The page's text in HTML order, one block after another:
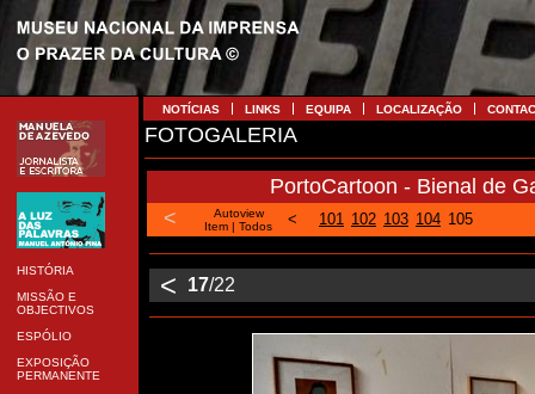
HISTÓRIA
MISSÃO E
OBJECTIVOS
ESPÓLIO
EXPOSIÇÃO
PERMANENTE
NOTÍCIAS LINKS EQUIPA LOCALIZAÇÃO
FOTOGALERIA
PortoCartoon - Bienal de
<
Autoview
Item | Todos < 101 102 103 104 105
< 17/22